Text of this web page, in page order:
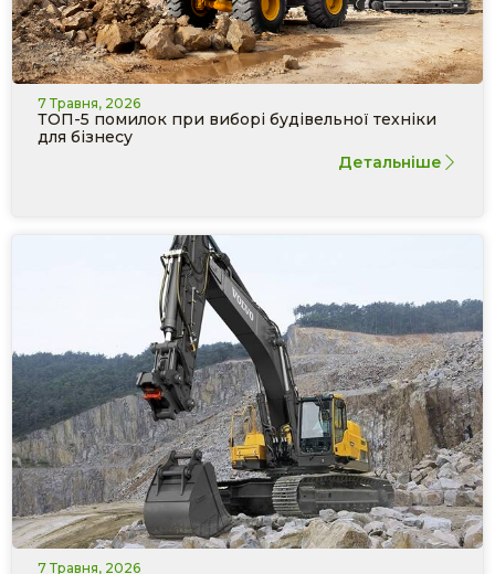
7 Травня, 2026
ТОП-5 помилок при виборі будівельної техніки
для бізнесу
Детальніше
7 Травня, 2026